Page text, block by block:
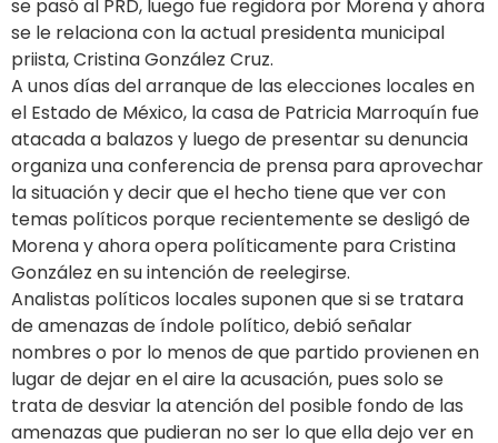
se pasó al PRD, luego fue regidora por Morena y ahora
se le relaciona con la actual presidenta municipal
priista, Cristina González Cruz.
A unos días del arranque de las elecciones locales en
el Estado de México, la casa de Patricia Marroquín fue
atacada a balazos y luego de presentar su denuncia
organiza una conferencia de prensa para aprovechar
la situación y decir que el hecho tiene que ver con
temas políticos porque recientemente se desligó de
Morena y ahora opera políticamente para Cristina
González en su intención de reelegirse.
Analistas políticos locales suponen que si se tratara
de amenazas de índole político, debió señalar
nombres o por lo menos de que partido provienen en
lugar de dejar en el aire la acusación, pues solo se
trata de desviar la atención del posible fondo de las
amenazas que pudieran no ser lo que ella dejo ver en